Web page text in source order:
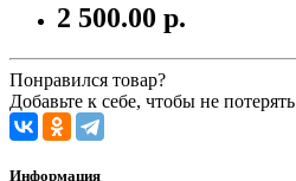
2 500.00 р.
Понравился товар?
Добавьте к себе, чтобы не потерять
Информация